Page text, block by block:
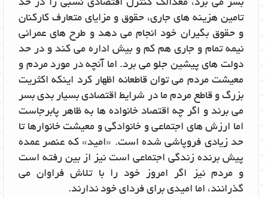
تامین هزینه های جاری، حقوق و مزایای متعارف کارکنان
و حقوق بگیران خود انجام می دهد و طرح های عمرانی
نیمه تمام و جاری هم کم و بیش اداره می کند و در حد
دولت های پیشین جلو می برد. اما آنچه در مورد مردم و
معیشت مردم می توان قاطعانه اظهار کرد اینکه اکثریت
بزرگ و قاطع مردم ما در شرایط اقتصادی بسیار بدی بسر
می برند و اگر چه اقتصاد خانواده ها به ظاهر پابرجاست
اما ارزش های اجتماعی و خانوادگی و معیشت خانوارها تا
حد زیادی فروپاشی شده است. «امید» که عنصر عمده
پیش برنده زندگی اجتماعی است نیز از بین رفته است
و مردم نیز اگر امروز خود را با تلاش فراوان می
گذرانند، اما امیدی برای فردای خود ندارند.